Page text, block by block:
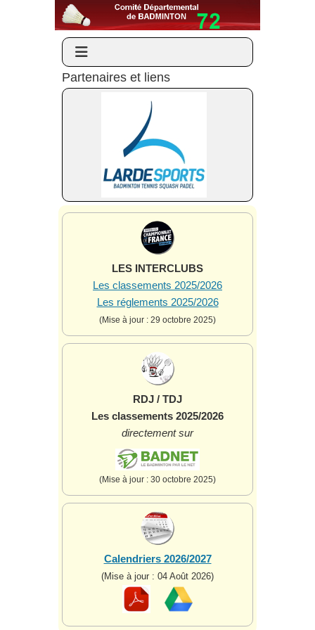
Partenaires et liens
LES INTERCLUBS
Les classements 2025/2026
Les réglements 2025/2026
(Mise à jour : 29 octobre 2025)
RDJ / TDJ
Les classements 2025/2026
directement sur
(Mise à jour : 30 octobre 2025)
Calendriers 2026/2027
(Mise à jour : 04 Août 2026)